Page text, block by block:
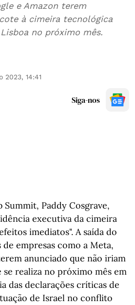
e Amazon terem
à cimeira tecnológica
no próximo mês.
2023, 14:41
Siga-nos
Summit, Paddy Cosgrave,
executiva da cimeira
imediatos". A saída do
empresas como a Meta,
anunciado que não iriam
se realiza no próximo mês em
das declarações críticas de
de Israel no conflito